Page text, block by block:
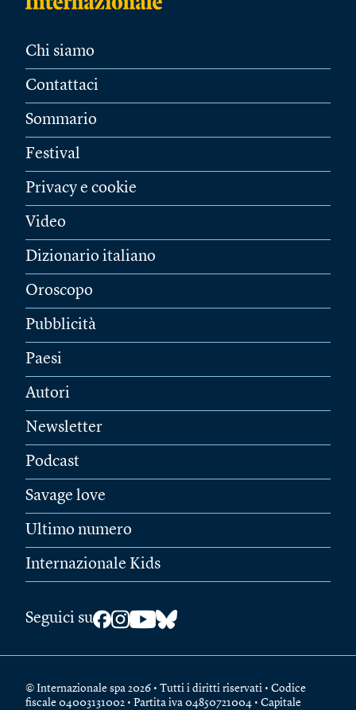
Chi siamo
Contattaci
Sommario
Festival
Privacy e cookie
Video
Dizionario italiano
Oroscopo
Pubblicità
Paesi
Autori
Newsletter
Podcast
Savage love
Ultimo numero
Internazionale Kids
Seguici su
© Internazionale spa 2026 • Tutti i diritti riservati • Codice
fiscale 04003131002 • Partita iva 04850721004 • Capitale